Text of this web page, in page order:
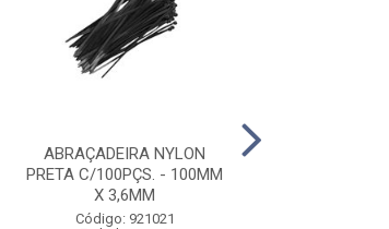
ABRAÇADEIRA NYLON
PRETA C/100PÇS. - 100MM
X 3,6MM
Código: 921021